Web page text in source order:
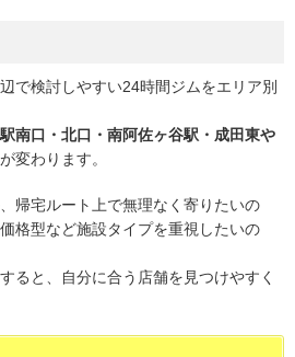
で検討しやすい24時間ジムをエリア別
南口・北口・南阿佐ヶ谷駅・成田東や
変わります。
帰宅ルート上で無理なく寄りたいの
格型など施設タイプを重視したいの
ると、自分に合う店舗を見つけやすく